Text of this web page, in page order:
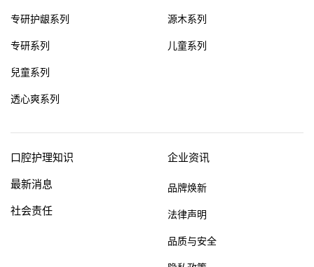
专研护龈系列
专研系列
兒童系列
透心爽系列
源木系列
儿童系列
口腔护理知识
最新消息
社会责任
企业资讯
品牌焕新
法律声明
品质与安全